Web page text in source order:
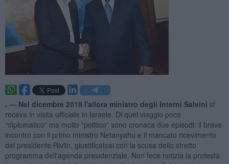
. — Nel dicembre 2018 l'allora ministro degli Interni Salvini si
recava in visita ufficiale in Israele. Di quel viaggio poco
“diplomatico” ma molto “politico” sono cronaca due episodi: il breve
incontro con il primo ministro Netanyahu e il mancato ricevimento
del presidente Rivlin, giustificatosi con la scusa dello stretto
programma dell'agenda presidenziale. Non fece notizia la protesta